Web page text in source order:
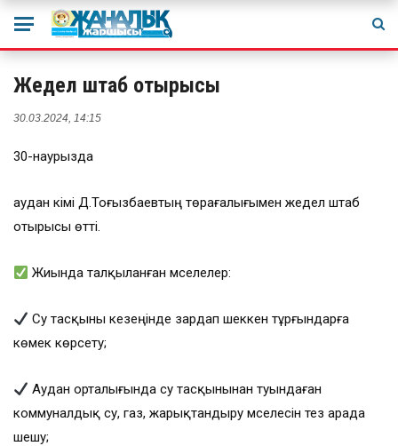
Жедел штаб отырысы
30.03.2024, 14:15
30-наурызда
аудан әкімі Д.Тоғызбаевтың төрағалығымен жедел штаб
отырысы өтті.
Жиында талқыланған мәселелер:
Су тасқыны кезеңінде зардап шеккен тұрғындарға
көмек көрсету;
Аудан орталығында су тасқынынан туындаған
коммуналдық су, газ, жарықтандыру мәселесін тез арада
шешу;